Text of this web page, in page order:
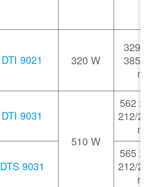
DTI 9021 320 W
329/
385 x
DTI 9031
510 W
562 x
212/
DTS 9031
565 x
212/